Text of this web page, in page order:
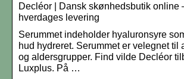
Decléor | Dansk skønhedsbutik online
hverdages levering
Serummet indeholder hyaluronsyre
hud hydreret. Serummet er velegnet til
og aldersgrupper. Find vilde Decléor
Luxplus. På …